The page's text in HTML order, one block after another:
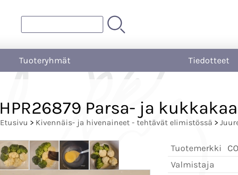
Tuoteryhmät Tiedotteet
HPR26879 Parsa- ja
Etusivu > Kivennäis- ja hivenaineet - tehtävät elimistössä >
Tuotemerkki
Valmistaja